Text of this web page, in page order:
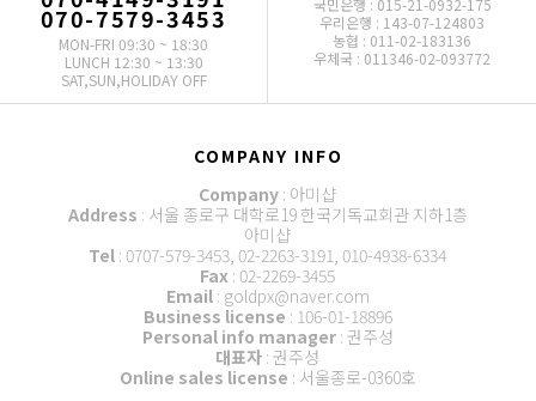
070-7579-3453
MON-FRI 09:30 ~ 18:30
LUNCH 12:30 ~ 13:30
SAT,SUN,HOLIDAY OFF
국민은행 : 015-21-0932-175
우리은행 : 143-07-124803
농협 : 011-02-183136
우체국 : 011346-02-093772
COMPANY INFO
Company : 아미샵
Address : 서울 종로구 대학로19 한국기독교회관 지하1층
아미샵
Tel : 0707-579-3453, 02-2263-3191, 010-4938-6334
Fax : 02-2269-3455
Email: goldpx@naver.com
Business license : 106-01-18896
Personal info manager: 권주성
대표자 : 권주성
Online sales license : 서울종로-0360호